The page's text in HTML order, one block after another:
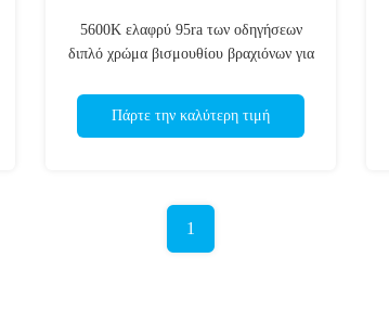
5600K ελαφρύ 95ra των οδηγήσεων
διπλό χρώμα βισμουθίου βραχιόνων για
Πάρτε την καλύτερη τιμή
1